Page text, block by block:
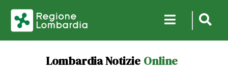
Lombardia Notizie Online